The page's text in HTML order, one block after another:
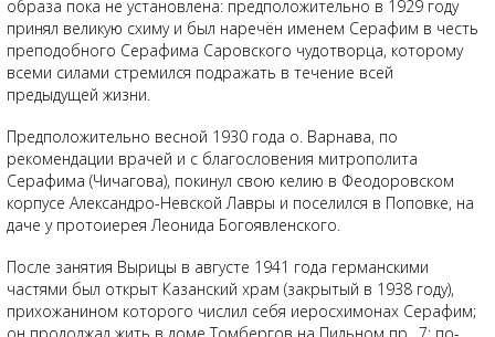
образа пока не установлена: предположительно в 1929 году
принял великую схиму и был наречён именем Серафим в честь
преподобного Серафима Саровского чудотворца, которому
всеми силами стремился подражать в течение всей
предыдущей жизни.
Предположительно весной 1930 года о. Варнава, по
рекомендации врачей и с благословения митрополита
Серафима (Чичагова), покинул свою келию в Феодоровском
корпусе Александро-Невской Лавры и поселился в Поповке, на
даче у протоиерея Леонида Богоявленского.
После занятия Вырицы в августе 1941 года германскими
частями был открыт Казанский храм (закрытый в 1938 году),
прихожанином которого числил себя иеросхимонах Серафим;